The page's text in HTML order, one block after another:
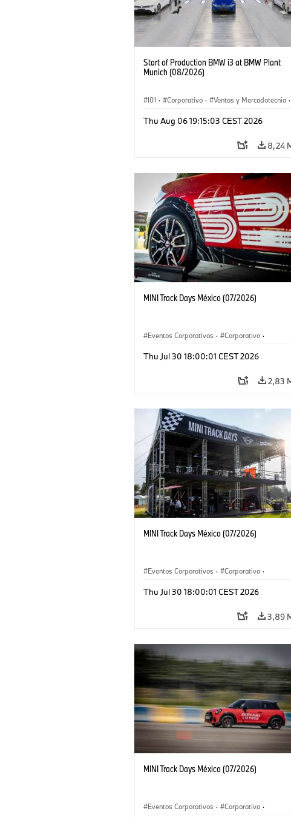
Start of Production BMW i3 at BMW Plant
Munich (08/2026)
I01 · Corporativo · Ventas y Mercadotecnia ·
Thu Aug 06 19:15:03 CEST 2026
8,24
MINI Track Days México (07/2026)
Eventos Corporativos · Corporativo ·
Thu Jul 30 18:00:01 CEST 2026
2,83
MINI Track Days México (07/2026)
Eventos Corporativos · Corporativo ·
Thu Jul 30 18:00:01 CEST 2026
3,89
MINI Track Days México (07/2026)
Eventos Corporativos · Corporativo ·